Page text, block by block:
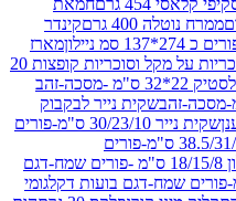
חמאת
גרם
קינדר
מארז
מארז 4 סוכריות על מקל וסוכריות קופצות 20
חב' 10 שקית נשיאה פלסטיק 22*32 ס"מ -מסכה-זהב
נייר לבקבוק
שקית נייר 30/23/10 ס"מ-פורים
38.5/31/11 ס"מ-פורים
חלון 18/15/8 ס"מ -פורים שמח-דגם
גומי